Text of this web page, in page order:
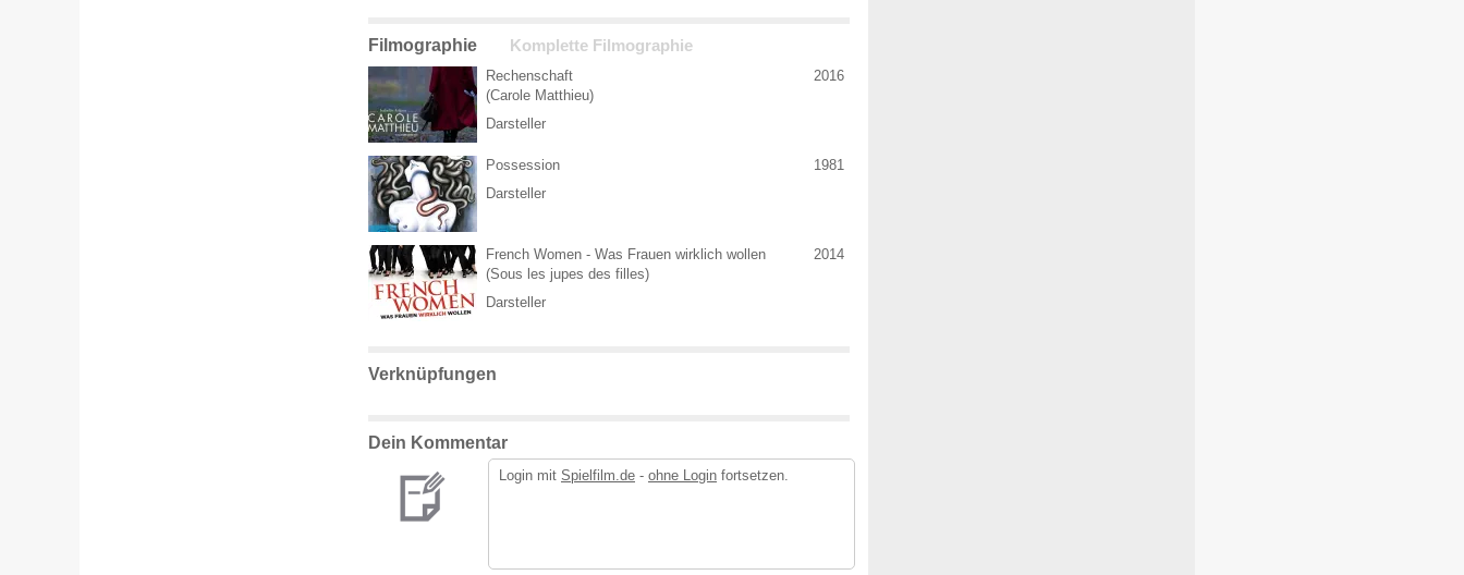
Filmographie Komplette Filmographie
Rechenschaft
(Carole Matthieu)
Darsteller
2016
Possession
Darsteller
1981
French Women - Was Frauen wirklich wollen
(Sous les jupes des filles)
Darsteller
2014
Verknüpfungen
Dein Kommentar
Login mit Spielfilm.de - ohne Login fortsetzen.